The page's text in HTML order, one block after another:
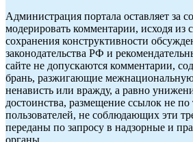
Администрация портала оставляет за
модерировать комментарии, исходя из
сохранения конструктивности
законодательства РФ и
сайте не допускаются комментарии,
брань, разжигающие
ненависть или вражду, а равно
достоинства, размещение ссылок не по
пользователей, не соблюдающих эти
переданы по запросу в надзорные и